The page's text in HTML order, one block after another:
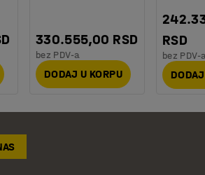
330.555,00 RSD
bez PDV-a
DODAJ U KORPU
RSD
bez PDV-